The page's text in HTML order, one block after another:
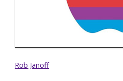
Rob Janoff